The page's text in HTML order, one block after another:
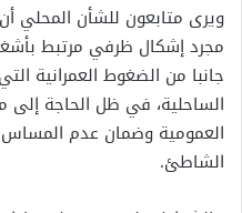
ويرى متابعون للشأن
مجرد إشكال ظرفي مرتبط
جانبا من الضغوط العمرانية
الساحلية، في ظل الحاجة إلى
العمومية وضمان عدم
الشاطئ.